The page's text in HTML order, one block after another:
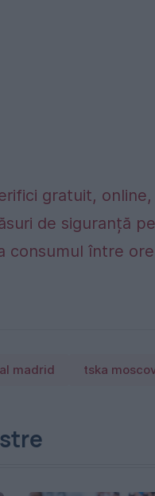
gratuit,
de siguranță
consumul între
madrid tska